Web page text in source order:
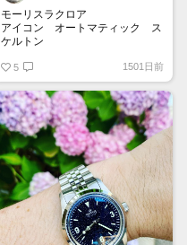
モーリスラクロア
アイコン オートマティック ス
ケルトン
都会の建築物からインスピレーシ
ョンを得た一本。スケルトンウォ
ッチが手頃な価格で登場です！ケ
ースサイズも39mmと抑えめにし
たのも魅力です。注目の新作にな
ること間違いなしです✨
5 1501日前